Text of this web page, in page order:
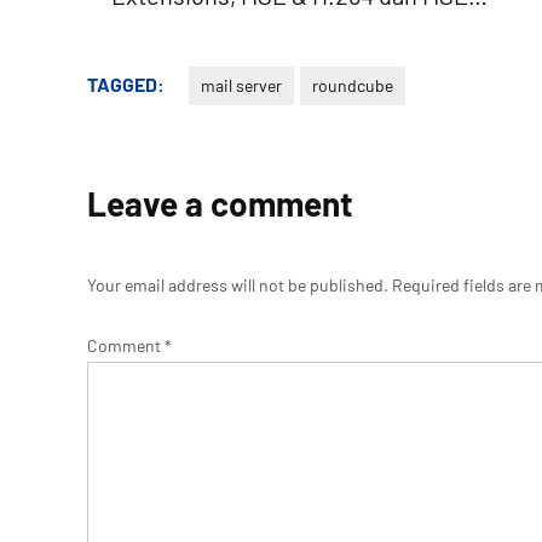
TAGGED: mail server roundcube
Leave a comment
Your email address will not be published. Required fields are
Comment*